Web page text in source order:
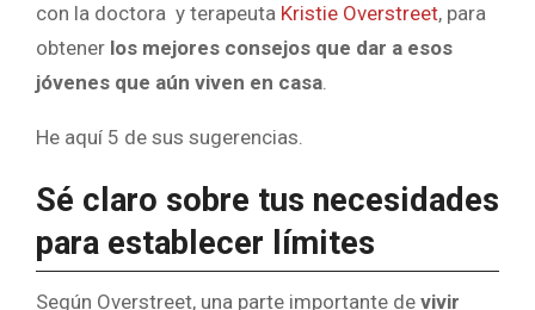
con la doctora y terapeuta Kristie Overstreet, para
obtener los mejores consejos que dar a esos
jóvenes que aún viven en casa.
He aquí 5 de sus sugerencias.
Sé claro sobre tus necesidades
para establecer límites
Según Overstreet, una parte importante de vivir